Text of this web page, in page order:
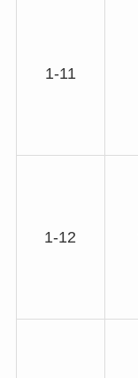
1-11
1-12